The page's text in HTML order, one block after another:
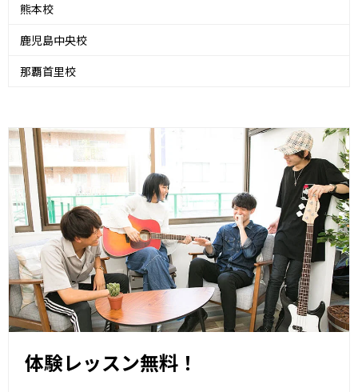
熊本校
鹿児島中央校
那覇首里校
体験レッスン無料！